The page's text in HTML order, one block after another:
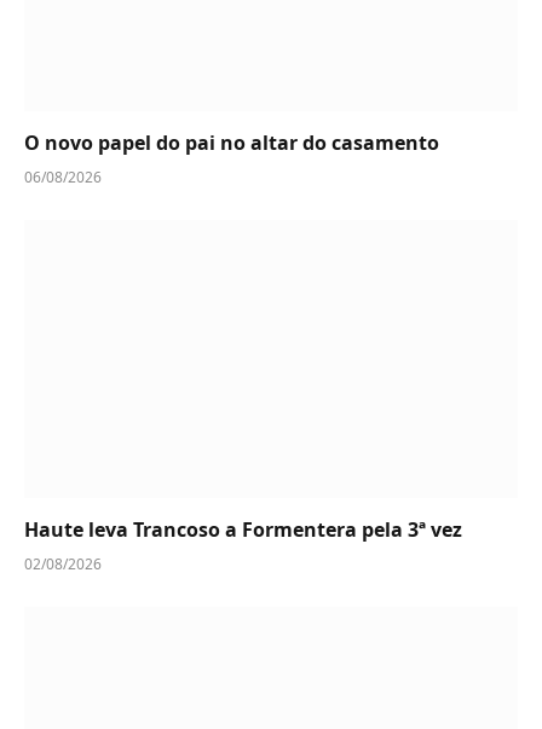
O novo papel do pai no altar do casamento
06/08/2026
Haute leva Trancoso a Formentera pela 3ª vez
02/08/2026